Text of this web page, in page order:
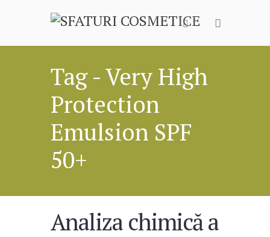
Tag - Very High
Protection
Emulsion SPF
50+
Analiza chimică a